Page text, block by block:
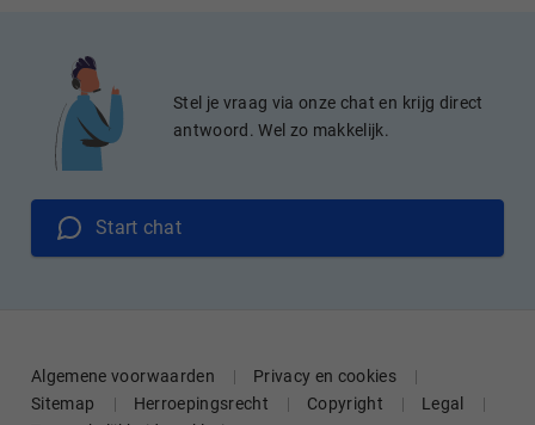
Stel je vraag via onze chat en krijg direct
antwoord. Wel zo makkelijk.
Start chat
Algemene voorwaarden
Privacy en cookies
Sitemap
Herroepingsrecht Copyright
Legal